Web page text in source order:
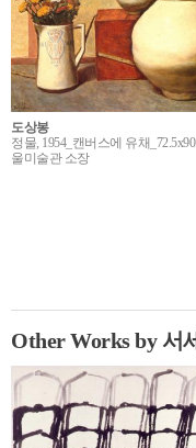
도상봉
정물, 1954_캔버스에 유채
울미술관 소장
Other Works by 서